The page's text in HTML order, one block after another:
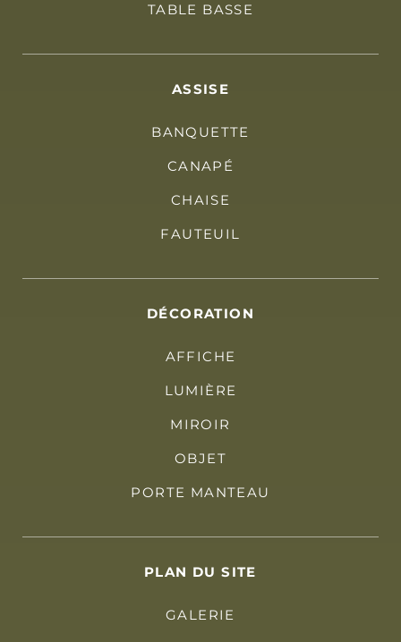
TABLE BASSE
ASSISE
BANQUETTE
CANAPÉ
CHAISE
FAUTEUIL
DÉCORATION
AFFICHE
LUMIÈRE
MIROIR
OBJET
PORTE MANTEAU
PLAN DU SITE
GALERIE